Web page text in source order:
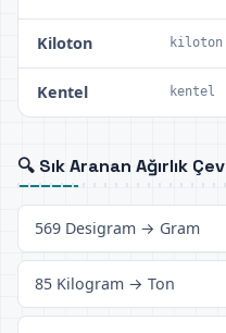
Kiloton kiloton
Kentel kentel
🔍 Sık Aranan Ağırlık
569 Desigram → Gram
85 Kilogram → Ton